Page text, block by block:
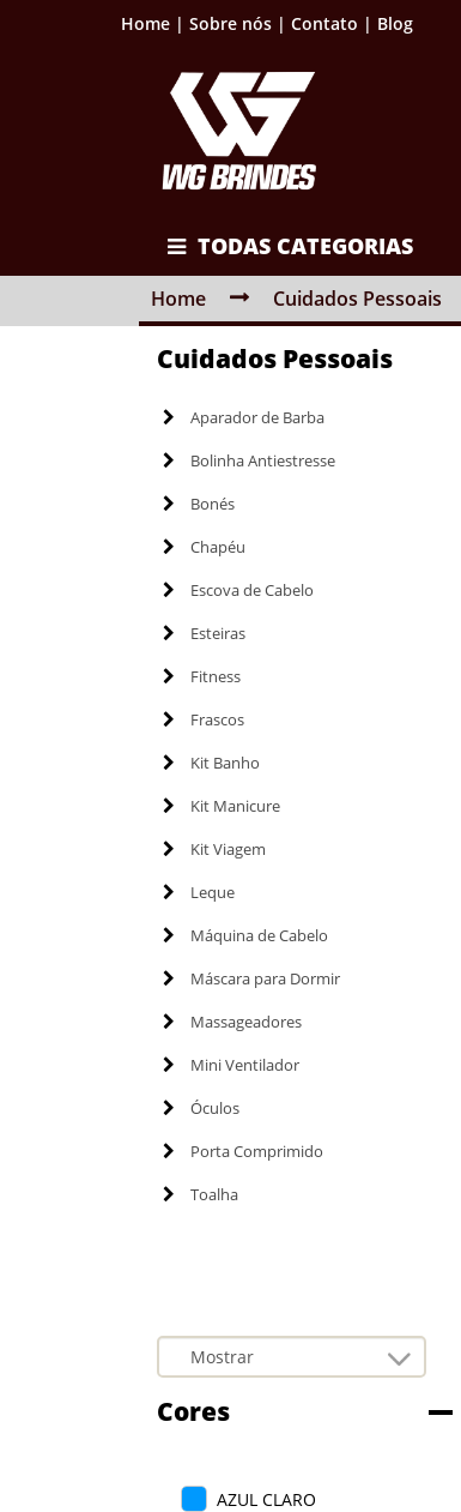
Home | Sobre nós | Contato | Blog
TODAS CATEGORIAS
Home Cuidados Pessoais
Cuidados Pessoais
Aparador de Barba
Bolinha Antiestresse
Bonés
Chapéu
Escova de Cabelo
Esteiras
Fitness
Frascos
Kit Banho
Kit Manicure
Kit Viagem
Leque
Máquina de Cabelo
Máscara para Dormir
Massageadores
Mini Ventilador
Óculos
Porta Comprimido
Toalha
Cores
AZUL CLARO